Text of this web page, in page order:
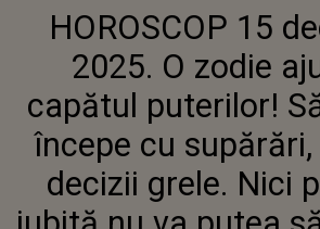
ZODIE
PUTERILOR!
ÎNCEPE CU
ȘI DECIZII
PERSOANA
PUTEA SĂ O
ZÂMBEASCĂ
HOROSCOP 15
2025. O zodie
capătul puterilor!
începe cu
decizii grele. Nici